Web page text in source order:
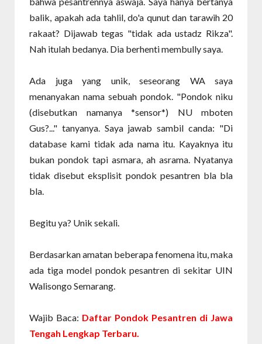
balik, apakah ada tahlil, do'a qunut dan tarawih 20
rakaat? Dijawab tegas "tidak ada ustadz Rikza".
Nah itulah bedanya. Dia berhenti membully saya.
Ada juga yang unik, seseorang WA saya
menanyakan nama sebuah pondok. "Pondok niku
(disebutkan namanya *sensor*) NU mboten
Gus?..." tanyanya. Saya jawab sambil canda: "Di
database kami tidak ada nama itu. Kayaknya itu
bukan pondok tapi asmara, ah asrama. Nyatanya
tidak disebut eksplisit pondok pesantren bla bla
bla.
Begitu ya? Unik sekali.
Berdasarkan amatan beberapa fenomena itu, maka
ada tiga model pondok pesantren di sekitar UIN
Walisongo Semarang.
Wajib Baca: Daftar Pondok Pesantren di Jawa
Tengah Lengkap Terbaru.